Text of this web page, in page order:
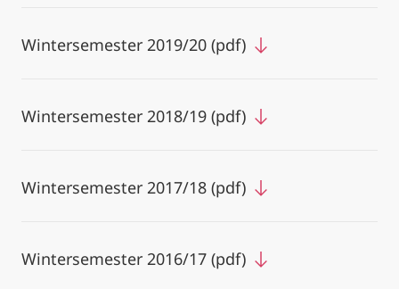
Wintersemester 2019/20 (pdf)
Wintersemester 2018/19 (pdf)
Wintersemester 2017/18 (pdf)
Wintersemester 2016/17 (pdf)